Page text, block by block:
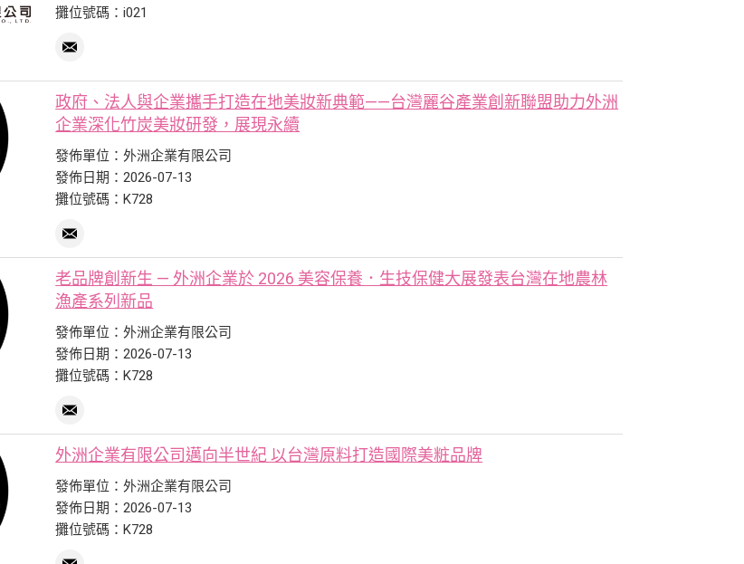
攤位號碼：i021
政府、法人與企業攜手打造在地美妝新典範——台灣麗谷產業創新聯盟助力外洲
企業深化竹炭美妝研發，展現永續
發佈單位：外洲企業有限公司
發佈日期：2026-07-13
攤位號碼：K728
老品牌創新生 — 外洲企業於 2026 美容保養．生技保健大展發表台灣在地農林
漁產系列新品
發佈單位：外洲企業有限公司
發佈日期：2026-07-13
攤位號碼：K728
外洲企業有限公司邁向半世紀 以台灣原料打造國際美粧品牌
發佈單位：外洲企業有限公司
發佈日期：2026-07-13
攤位號碼：K728